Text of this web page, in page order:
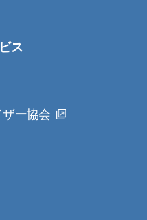
ス
ー協会